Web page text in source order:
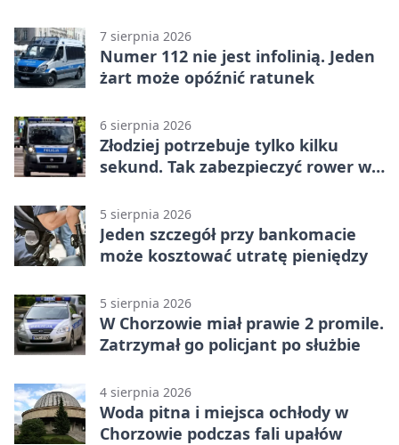
7 sierpnia 2026
Numer 112 nie jest infolinią. Jeden
żart może opóźnić ratunek
6 sierpnia 2026
Złodziej potrzebuje tylko kilku
sekund. Tak zabezpieczyć rower w
5 sierpnia 2026
Jeden szczegół przy bankomacie
może kosztować utratę pieniędzy
5 sierpnia 2026
W Chorzowie miał prawie 2 promile.
Zatrzymał go policjant po służbie
4 sierpnia 2026
Woda pitna i miejsca ochłody w
Chorzowie podczas fali upałów